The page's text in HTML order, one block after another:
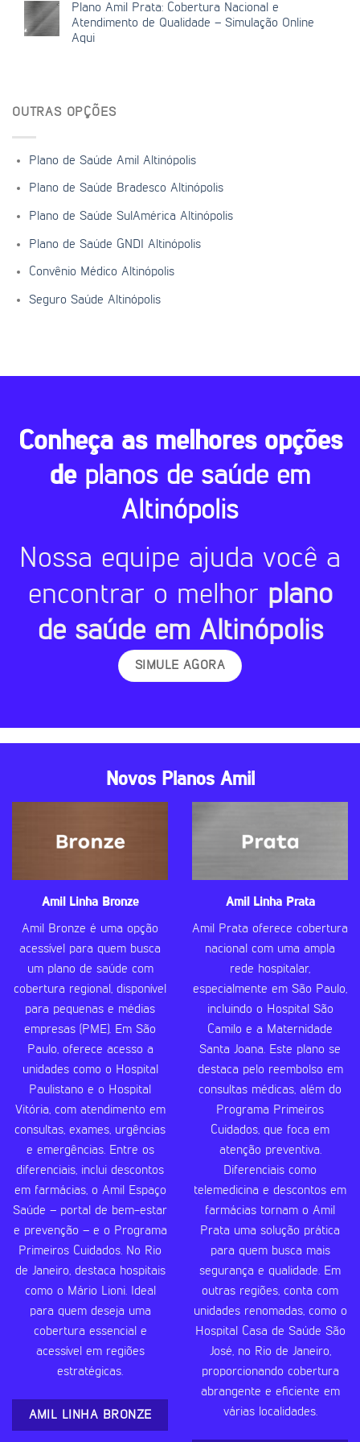
Plano Amil Prata: Cobertura Nacional e
Atendimento de Qualidade – Simulação Online
Aqui
OUTRAS OPÇÕES
Plano de Saúde Amil Altinópolis
Plano de Saúde Bradesco Altinópolis
Plano de Saúde SulAmérica Altinópolis
Plano de Saúde GNDI Altinópolis
Convênio Médico Altinópolis
Seguro Saúde Altinópolis
Conheça as melhores opções
de planos de saúde em
Altinópolis
Nossa equipe ajuda você a
encontrar o melhor plano
de saúde em Altinópolis
SIMULE AGORA
Novos Planos Amil
Amil Linha Bronze
Amil Bronze é uma opção
acessível para quem busca
um plano de saúde com
cobertura regional, disponível
para pequenas e médias
empresas (PME). Em São
Paulo, oferece acesso a
unidades como o Hospital
Paulistano e o Hospital
Vitória, com atendimento em
consultas, exames, urgências
e emergências. Entre os
diferenciais, inclui descontos
em farmácias, o Amil Espaço
Saúde – portal de bem-estar
e prevenção – e o Programa
Primeiros Cuidados. No Rio
de Janeiro, destaca hospitais
como o Mário Lioni. Ideal
para quem deseja uma
cobertura essencial e
acessível em regiões
estratégicas.
AMIL LINHA BRONZE
Amil Linha Prata
Amil Prata oferece cobertura
nacional com uma ampla
rede hospitalar,
especialmente em São Paulo,
incluindo o Hospital São
Camilo e a Maternidade
Santa Joana. Este plano se
destaca pelo reembolso em
consultas médicas, além do
Programa Primeiros
Cuidados, que foca em
atenção preventiva.
Diferenciais como
telemedicina e descontos em
farmácias tornam o Amil
Prata uma solução prática
para quem busca mais
segurança e qualidade. Em
outras regiões, conta com
unidades renomadas, como o
Hospital Casa de Saúde São
José, no Rio de Janeiro,
proporcionando cobertura
abrangente e eficiente em
várias localidades.